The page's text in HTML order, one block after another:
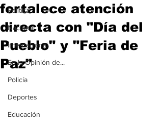
Política
Nacional
Internacional
En la Opinión de...
Policía
Deportes
Educación
fortalece atención
directa con "Día del
Pueblo" y "Feria de
Paz"